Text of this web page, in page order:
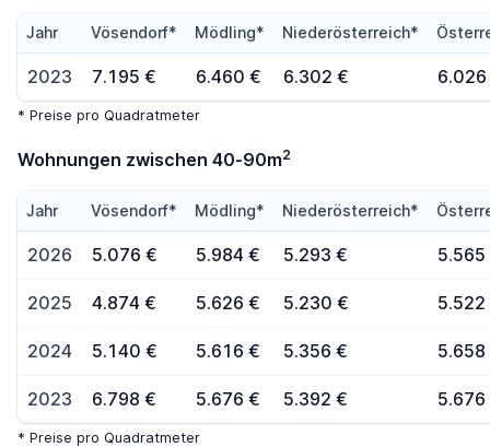
Jahr Vösendorf* Mödling* Niederösterreich*
2023 7.195 € 6.460 € 6.302 €
* Preise pro Quadratmeter
Wohnungen zwischen 40-90m2
Jahr Vösendorf* Mödling* Niederösterreich*
2026 5.076 € 5.984 € 5.293 € 5.565
2025 4.874 € 5.626 € 5.230 € 5.522
2024 5.140 € 5.616 € 5.356 € 5.658
2023 6.798 € 5.676 € 5.392 € 5.676
* Preise pro Quadratmeter